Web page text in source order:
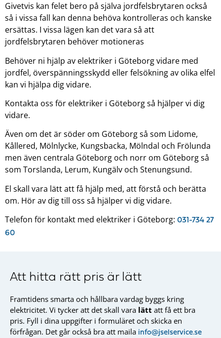
Givetvis kan felet bero på själva jordfelsbrytaren också
så i vissa fall kan denna behöva kontrolleras och kanske
ersättas. I vissa lägen kan det vara så att
jordfelsbrytaren behöver motioneras
Behöver ni hjälp av elektriker i Göteborg vidare med
jordfel, överspänningsskydd eller felsökning av olika elfel
kan vi hjälpa dig vidare.
Kontakta oss för elektriker i Göteborg så hjälper vi dig
vidare.
Även om det är söder om Göteborg så som Lidome,
Kållered, Mölnlycke, Kungsbacka, Mölndal och Frölunda
men även centrala Göteborg och norr om Göteborg så
som Torslanda, Lerum, Kungälv och Stenungsund.
El skall vara lätt att få hjälp med, att förstå och berätta
om. Hör av dig till oss så hjälper vi dig vidare.
Telefon för kontakt med elektriker i Göteborg: 031-734 27
60
Att hitta rätt pris är lätt
Framtidens smarta och hållbara vardag byggs kring
elektricitet. Vi tycker att det skall vara lätt att få ett bra
pris. Fyll i dina uppgifter i formuläret och skicka en
förfrågan. Det går också bra att maila info@jselservice.se